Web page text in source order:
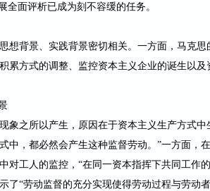
全面评析已成为刻不容缓的任务。
想背景、实践背景密切相关。一方面，马克
累方式的调整、监控资本主义企业的诞生以
象之所以产生，原因在于资本主义生产方式中
，都必然会产生这种监督劳动。”一方面，
对工人的监控，“在同一资本指挥下共同工作
了“劳动监督的充分实现使得劳动过程与劳动